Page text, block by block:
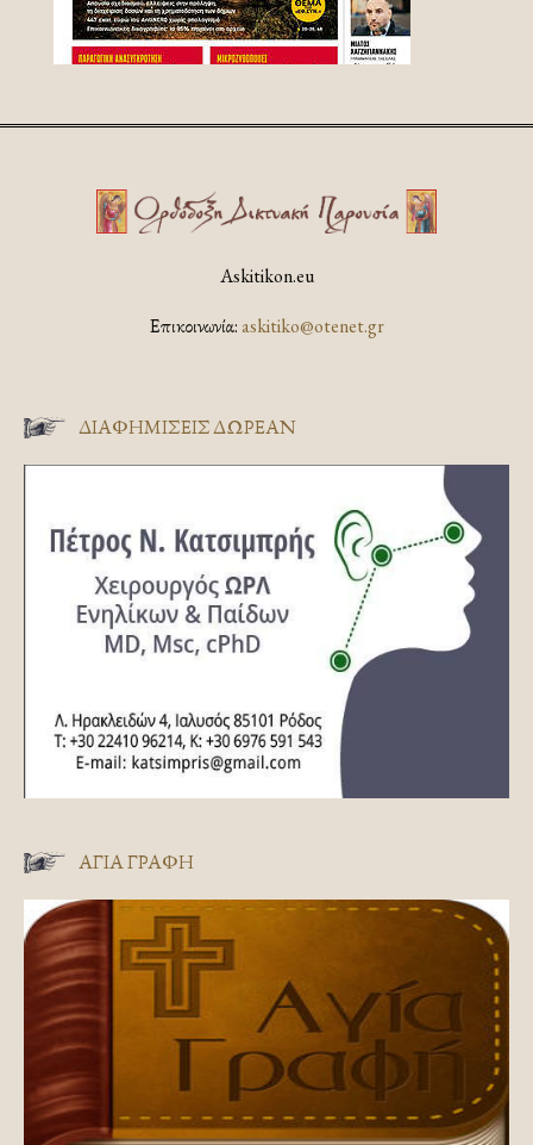
Askitikon.eu
Επικοινωνία:askitiko@otenet.gr
ΔΙΑΦΗΜΊΣΕΙΣ ΔΩΡΕΆΝ
ΑΓΊΑ ΓΡΑΦΉ